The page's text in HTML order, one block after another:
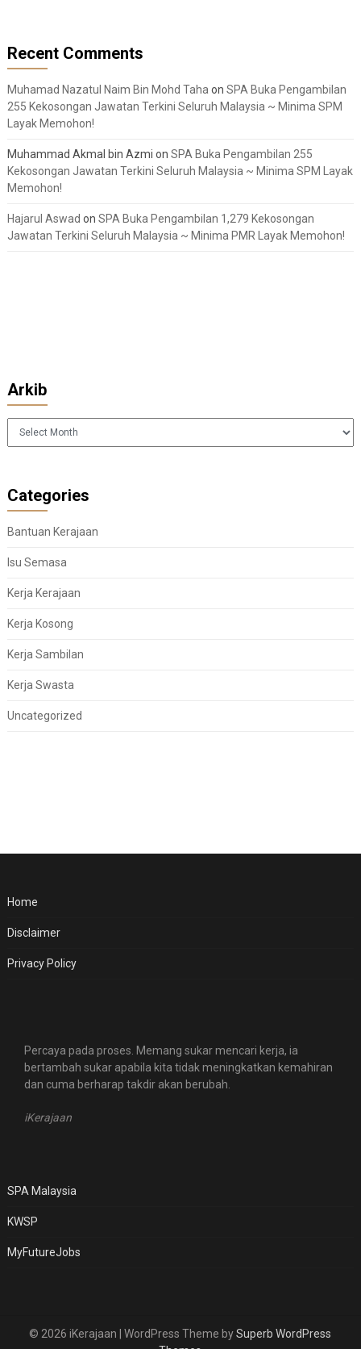
Recent Comments
Muhamad Nazatul Naim Bin Mohd Taha on SPA Buka Pengambilan
255 Kekosongan Jawatan Terkini Seluruh Malaysia ~ Minima SPM
Layak Memohon!
Muhammad Akmal bin Azmi on SPA Buka Pengambilan 255
Kekosongan Jawatan Terkini Seluruh Malaysia ~ Minima SPM Layak
Memohon!
Hajarul Aswad on SPA Buka Pengambilan 1,279 Kekosongan
Jawatan Terkini Seluruh Malaysia ~ Minima PMR Layak Memohon!
Arkib
Arkib
Categories
Bantuan Kerajaan
Isu Semasa
Kerja Kerajaan
Kerja Kosong
Kerja Sambilan
Kerja Swasta
Uncategorized
Home
Disclaimer
Privacy Policy
Percaya pada proses. Memang sukar mencari kerja, ia
bertambah sukar apabila kita tidak meningkatkan kemahiran
dan cuma berharap takdir akan berubah.
iKerajaan
SPA Malaysia
KWSP
MyFutureJobs
© 2026 iKerajaan | WordPress Theme bySuperb WordPress